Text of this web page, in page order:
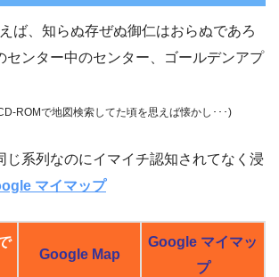
ば、知らぬ存ぜぬ御仁はおらぬであろ
センター中のセンター、ゴールデンアプ
ROMで地図検索してた頃を思えば懐かし･･･)
じ系列なのにイマイチ認知されてなく浸
マイマップ
Google Map
Google マイマッ
プ